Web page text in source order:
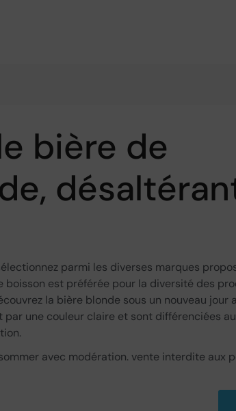
bière de
parmi les diverses marques
boisson est préférée pour la diversité des
la bière blonde sous un nouveau jour
une couleur claire et sont différenciées
avec modération. vente interdite aux